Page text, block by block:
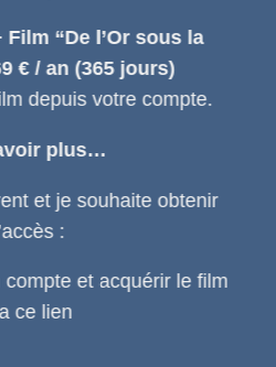
“De l’Or sous la
€ / an (365 jours)
depuis votre compte.
plus…
et je souhaite obtenir
:
et acquérir le film
ce lien